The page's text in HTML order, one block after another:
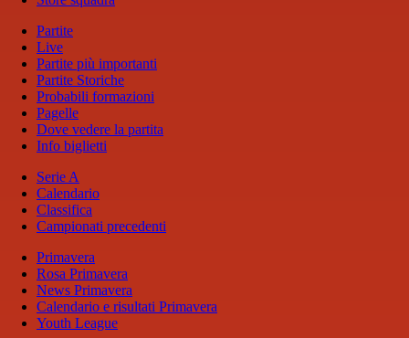
Partite
Live
Partite più importanti
Partite Storiche
Probabili formazioni
Pagelle
Dove vedere la partita
Info biglietti
Serie A
Calendario
Classifica
Campionati precedenti
Primavera
Rosa Primavera
News Primavera
Calendario e risultati Primavera
Youth League